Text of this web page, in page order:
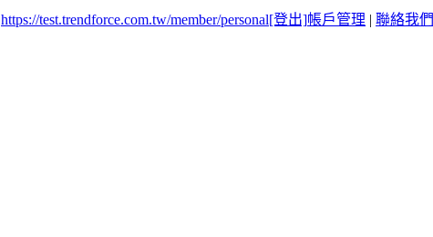
https://test.trendforce.com.tw/member/personal[登出]帳戶管理 | 聯絡我們